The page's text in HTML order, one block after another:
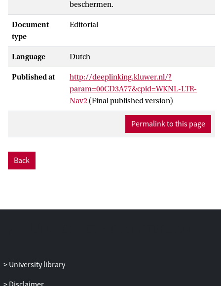
beschermen.
Document
type
Editorial
Language Dutch
Published at
http://deeplinking.kluwer.nl/?
param=00CD3A77&cpid=WKNL-LTR-
Nav2 (Final published version)
Permalink to this page
Back
University library